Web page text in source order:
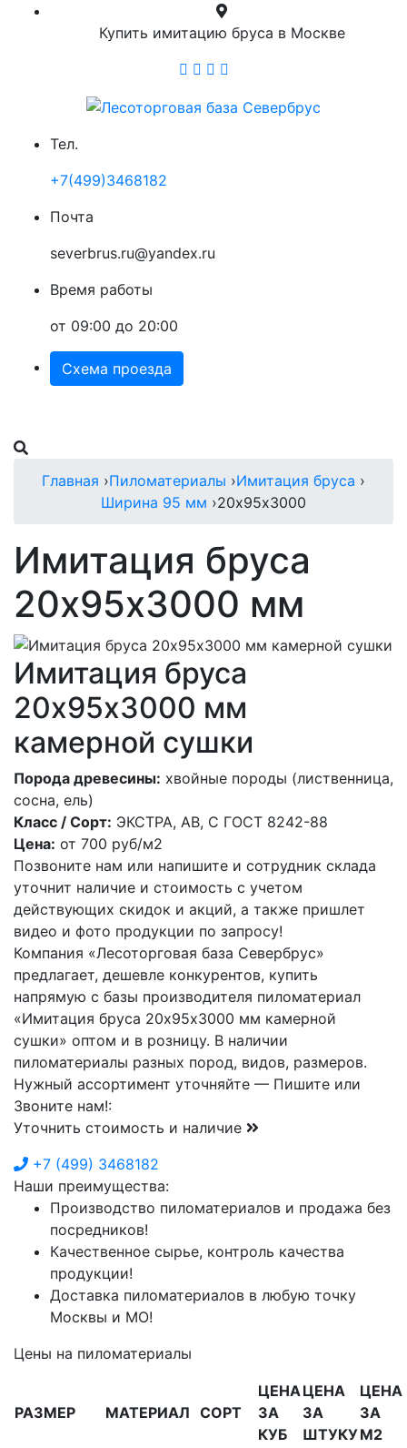
Купить имитацию бруса в Москве
Тел.
+7(499)3468182
Почта
severbrus.ru@yandex.ru
Время работы
от 09:00 до 20:00
Схема проезда
Главная ›Пиломатериалы ›Имитация бруса ›
Ширина 95 мм ›20х95х3000
Имитация бруса
20х95х3000 мм
Имитация бруса
20х95х3000 мм
камерной сушки
Порода древесины: хвойные породы (лиственница,
сосна, ель)
Класс / Сорт: ЭКСТРА, АВ, С ГОСТ 8242-88
Цена: от 700 руб/м2
Позвоните нам или напишите и сотрудник склада
уточнит наличие и стоимость с учетом
действующих скидок и акций, а также пришлет
видео и фото продукции по запросу!
Компания «Лесоторговая база Севербрус»
предлагает, дешевле конкурентов, купить
напрямую с базы производителя пиломатериал
«Имитация бруса 20х95х3000 мм камерной
сушки» оптом и в розницу. В наличии
пиломатериалы разных пород, видов, размеров.
Нужный ассортимент уточняйте — Пишите или
Звоните нам!:
Уточнить стоимость и наличие
+7 (499) 3468182
Наши преимущества:
Производство пиломатериалов и продажа без
посредников!
Качественное сырье, контроль качества
продукции!
Доставка пиломатериалов в любую точку
Москвы и МО!
Цены на пиломатериалы
РАЗМЕР МАТЕРИАЛ СОРТ
ЦЕНА
ЗА
КУБ
ЦЕНА
ЗА
ШТУКУ
ЦЕНА
ЗА
М2